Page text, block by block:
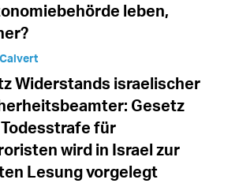
leben,
Widerstands israelischer
Gesetz
für
wird in Israel zur
Lesung vorgelegt